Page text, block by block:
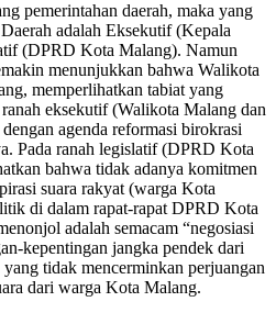
pemerintahan daerah, maka yang
adalah Eksekutif (Kepala
(DPRD Kota Malang). Namun
menunjukkan bahwa Walikota
memperlihatkan tabiat yang
eksekutif (Walikota Malang dan
agenda reformasi birokrasi
Pada ranah legislatif (DPRD Kota
bahwa tidak adanya komitmen
suara rakyat (warga Kota
di dalam rapat-rapat DPRD Kota
adalah semacam “negosiasi
kepentingan jangka pendek dari
tidak mencerminkan perjuangan
dari warga Kota Malang.